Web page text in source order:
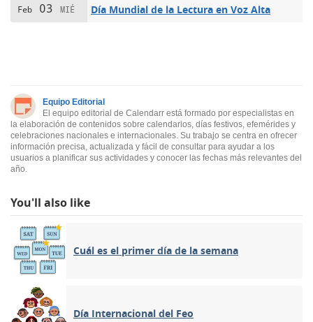
Feb 03 MIÉ Día Mundial de la Lectura en Voz Alta
Equipo Editorial
El equipo editorial de Calendarr está formado por especialistas en
la elaboración de contenidos sobre calendarios, días festivos, efemérides y
celebraciones nacionales e internacionales. Su trabajo se centra en ofrecer
información precisa, actualizada y fácil de consultar para ayudar a los
usuarios a planificar sus actividades y conocer las fechas más relevantes del
año.
You'll also like
Cuál es el primer día de la semana
Día Internacional del Feo